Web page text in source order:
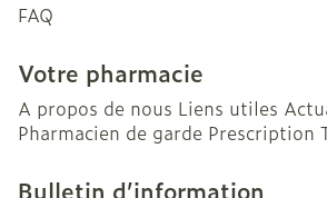
FAQ
Votre pharmacie
A propos de nous Liens utiles
Pharmacien de garde Prescription
Bulletin d’information